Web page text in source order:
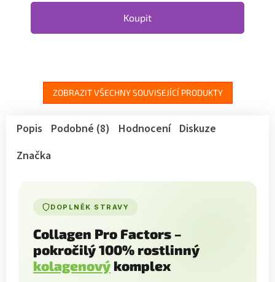
Koupit
ZOBRAZIT VŠECHNY SOUVISEJÍCÍ PRODUKTY
Popis Podobné (8) Hodnocení Diskuze
Značka
DOPLNĚK STRAVY
Collagen Pro Factors –
pokročilý 100% rostlinný
kolagenový komplex